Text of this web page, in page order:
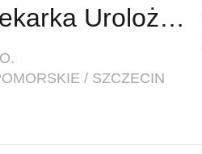
Lekarz Urolog / Lekarka Urolożka
/ SZCZECIN